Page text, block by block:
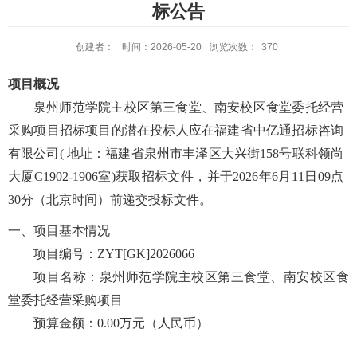
标公告
创建者： 时间：2026-05-20 浏览次数： 370
项目概况
泉州师范学院主校区第三食堂、南安校区食堂委托经营
采购项目 招标项目的潜在投标人应在福建省中亿通招标咨询
有限公司 ( 地址：福建省泉州市丰泽区大兴街158号联科领尚
大厦C1902-1906室)获取招标文件，并于2026年6月11日09点
30分（北京时间）前递交投标文件。
一、项目基本情况
项目编号： ZYT[GK]2026066
项目名称：泉州师范学院主校区第三食堂、南安校区食
堂委托经营采购项目
预算金额： 0.00万元（人民币）